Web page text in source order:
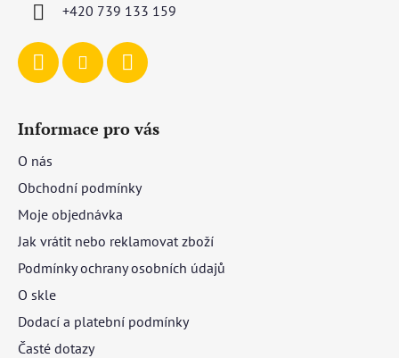
+420 739 133 159
Informace pro vás
O nás
Obchodní podmínky
Moje objednávka
Jak vrátit nebo reklamovat zboží
Podmínky ochrany osobních údajů
O skle
Dodací a platební podmínky
Časté dotazy